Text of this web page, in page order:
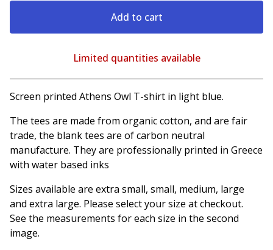
Add to cart
View cart
Limited quantities available
Screen printed Athens Owl T-shirt in light blue.
The tees are made from organic cotton, and are fair
trade, the blank tees are of carbon neutral
manufacture. They are professionally printed in Greece
with water based inks
Sizes available are extra small, small, medium, large
and extra large. Please select your size at checkout.
See the measurements for each size in the second
image.